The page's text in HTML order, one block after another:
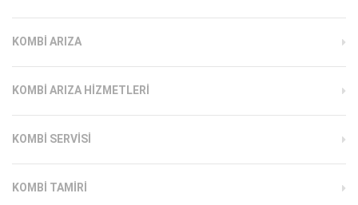
KOMBI ARIZA
KOMBI ARIZA HIZMETLERI
KOMBI SERVISI
KOMBI TAMIRI